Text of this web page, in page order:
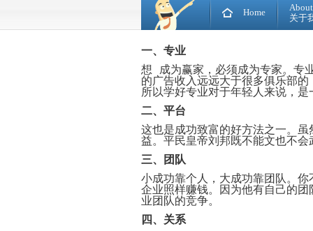
Home
关于
一、专业
想 成为赢家，必须成为专家。专
的广告收入远远大于很多俱乐部
所以学好专业对于年轻人来说，
二、平台
这也是成功致富的好方法之一。
益。平民皇帝刘邦既不能文也不
三、团队
小成功靠个人，大成功靠团队。
企业照样赚钱。因为他有自己的
业团队的竞争。
四、关系